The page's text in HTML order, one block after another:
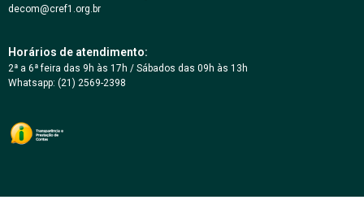
decom@cref1.org.br
Horários de atendimento:
2ª a 6ª feira das 9h às 17h / Sábados das 09h às 13h
Whatsapp: (21) 2569-2398